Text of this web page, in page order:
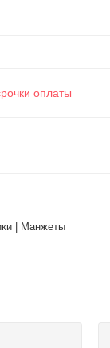
оплаты
| Манжеты